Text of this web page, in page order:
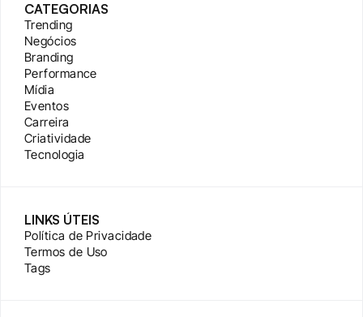
CATEGORIAS
Trending
Negócios
Branding
Performance
Mídia
Eventos
Carreira
Criatividade
Tecnologia
LINKS ÚTEIS
Política de Privacidade
Termos de Uso
Tags